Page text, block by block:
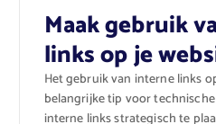
Maak gebruik
links op je
Het gebruik van interne links
belangrijke tip voor
interne links strategisch te